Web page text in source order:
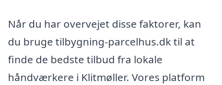
Når du har overvejet disse faktorer, kan
du bruge tilbygning-parcelhus.dk til at
finde de bedste tilbud fra lokale
håndværkere i Klitmøller. Vores platform